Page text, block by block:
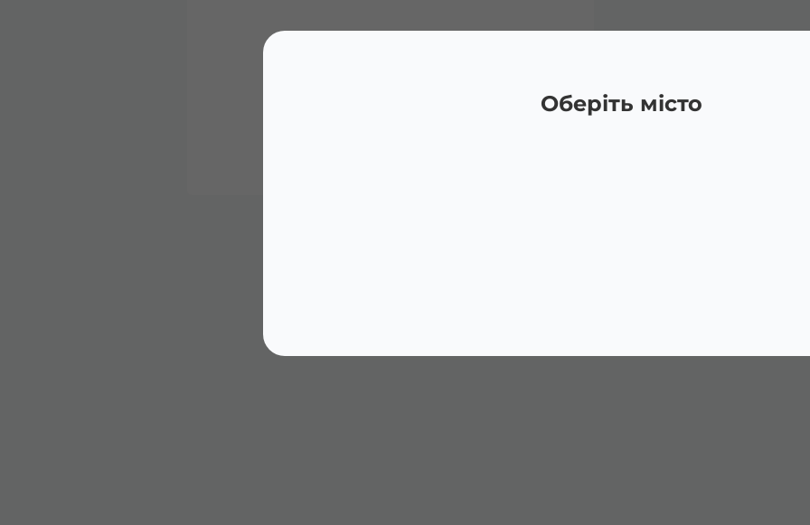
Оберіть місто